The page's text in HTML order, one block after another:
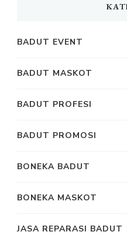
BADUT EVENT
BADUT MASKOT
BADUT PROFESI
BADUT PROMOSI
BONEKA BADUT
BONEKA MASKOT
JASA REPARASI BADUT